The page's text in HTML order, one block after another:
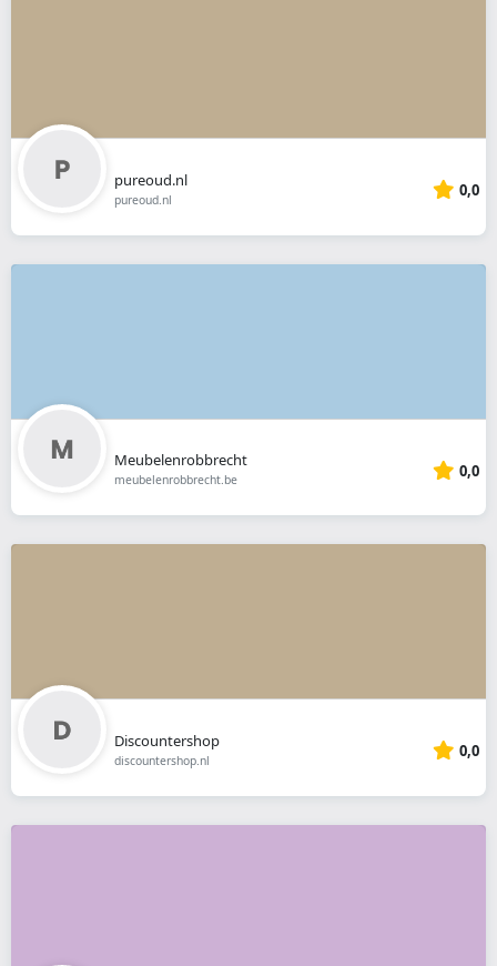
pureoud.nl
pureoud.nl 0,0
Meubelenrobbrecht
meubelenrobbrecht.be 0,0
Discountershop
discountershop.nl 0,0